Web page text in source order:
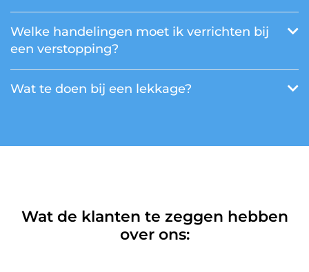
Welke handelingen moet ik verrichten bij
een verstopping?
Wat te doen bij een lekkage?
Wat de klanten te zeggen hebben
over ons: